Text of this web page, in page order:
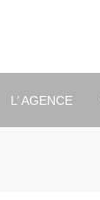
L’ AGENCE